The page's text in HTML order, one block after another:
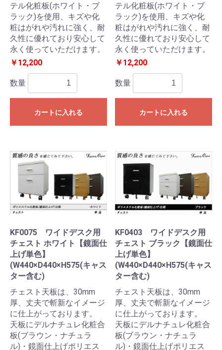
テル化粧板(ホワイト・ブ
ラック)を使用、キズや化
粧はがれや汚れに強く、耐
久性に優れており安心して
永く使っていただけます。
￥12,200
数量
カートに入れる
テル化粧板(ホワイト・ブ
ラック)を使用、キズや化
粧はがれや汚れに強く、耐
久性に優れており安心して
永く使っていただけます。
￥12,200
数量
カートに入れる
KF0075 ワイドデスク用
チェスト ホワイト【鏡面仕
上げ単色】
(W440×D440×H575(キャス
ター含む)
チェスト天板は、30mm
厚、丈夫で斬新なイメージ
に仕上がっております。
天板にデルナチュレ化粧合
板(ブラウン・ナチュラ
ル)・鏡面仕上げポリエス
KF0403 ワイドデスク用
チェスト ブラック【鏡面仕
上げ単色】
(W440×D440×H575(キャス
ター含む)
チェスト天板は、30mm
厚、丈夫で斬新なイメージ
に仕上がっております。
天板にデルナチュレ化粧合
板(ブラウン・ナチュラ
ル)・鏡面仕上げポリエス